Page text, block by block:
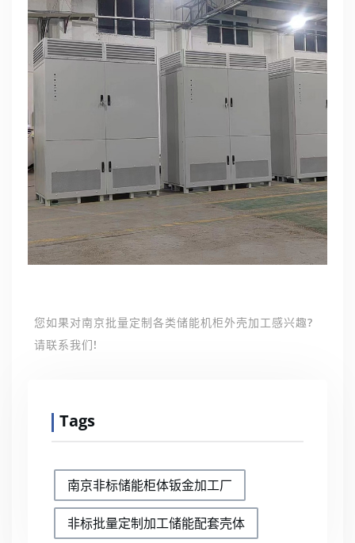
您如果对南京批量定制各类储能机柜外壳加工感兴趣?
请联系我们!
Tags
南京非标储能柜体钣金加工厂
非标批量定制加工储能配套壳体